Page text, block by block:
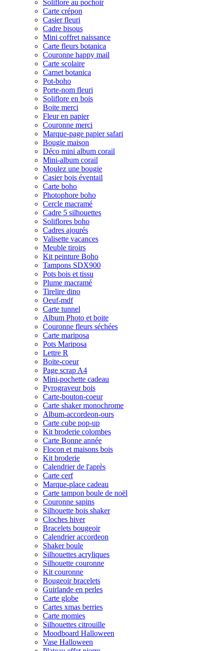
Soliflore au pochoir
Carte crépon
Casier fleuri
Cadre bisous
Mini coffret naissance
Carte fleurs botanica
Couronne happy mail
Carte scolaire
Carnet botanica
Pot-boho
Porte-nom fleuri
Soliflore en bois
Boite merci
Fleur en papier
Couronne merci
Marque-page papier safari
Bougie maison
Déco mini album corail
Mini-album corail
Moulez une bougie
Casier bois éventail
Carte boho
Photophore boho
Cercle macramé
Cadre 5 silhouettes
Soliflores boho
Cadres ajourés
Valisette vacances
Meuble tiroirs
Kit peinture Boho
Tampons SDX900
Pots bois et tissu
Plume macramé
Tirelire dino
Oeuf-mdf
Carte tunnel
Album Photo et boite
Couronne fleurs séchées
Carte mariposa
Pots Mariposa
Lettre R
Boite-coeur
Page scrap A4
Mini-pochette cadeau
Pyrograveur bois
Carte-bouton-coeur
Carte shaker monochrome
Album-accordeon-ours
Carte cube pop-up
Kit broderie colombes
Carte Bonne année
Flocon et maisons bois
Kit broderie
Calendrier de l'après
Carte cerf
Marque-place cadeau
Carte tampon boule de noël
Couronne sapins
Silhouette bois shaker
Cloches hiver
Bracelets bougeoir
Calendrier accordeon
Shaker boule
Silhouettes acryliques
Silhouette couronne
Kit couronne
Bougeoir bracelets
Guirlande en perles
Carte globe
Cartes xmas berries
Carte momies
Silhouettes citrouille
Moodboard Halloween
Vase Halloween